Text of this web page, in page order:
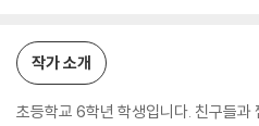
작가 소개
초등학교 6학년 학생입니다. 친구들과